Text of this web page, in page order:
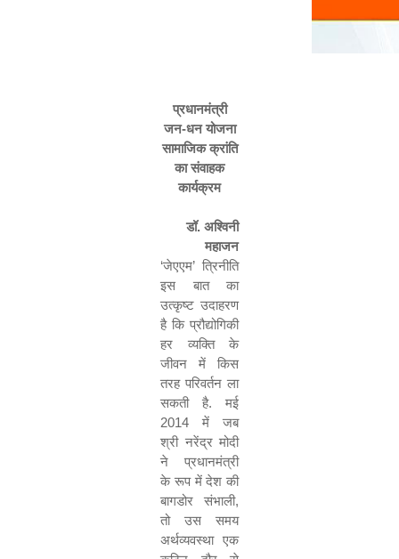
प्रधानमंत्री
जन-धन योजना
सामाजिक क्रांति
का संवाहक
कार्यक्रम
डॉ. अश्विनी
महाजन
‘जेएएम’ त्रिनीति
इस बात का
उत्कृष्ट उदाहरण
है कि प्रौद्योगिकी
हर व्यक्ति के
जीवन में किस
तरह परिवर्तन ला
सकती है. मई
2014 में जब
श्री नरेंद्र मोदी
ने प्रधानमंत्री
के रूप में देश की
बागडोर संभाली,
तो उस समय
अर्थव्यवस्था एक